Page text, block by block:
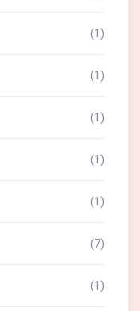
(1)
(1)
(1)
(1)
(1)
(7)
(1)